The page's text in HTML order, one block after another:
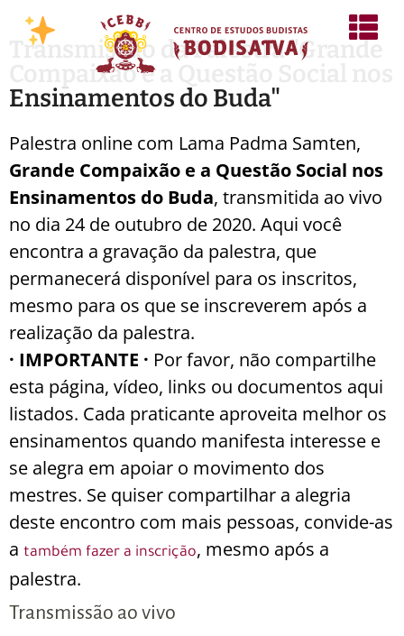
Transmissão da Palestra "Grande
Compaixão e a Questão Social nos
Ensinamentos do Buda"
Palestra online com Lama Padma Samten,
Grande Compaixão e a Questão Social nos
Ensinamentos do Buda, transmitida ao vivo
no dia 24 de outubro de 2020. Aqui você
encontra a gravação da palestra, que
permanecerá disponível para os inscritos,
mesmo para os que se inscreverem após a
realização da palestra.
· IMPORTANTE · Por favor, não compartilhe
esta página, vídeo, links ou documentos aqui
listados. Cada praticante aproveita melhor os
ensinamentos quando manifesta interesse e
se alegra em apoiar o movimento dos
mestres. Se quiser compartilhar a alegria
deste encontro com mais pessoas, convide-as
a também fazer a inscrição, mesmo após a
palestra.
Transmissão ao vivo